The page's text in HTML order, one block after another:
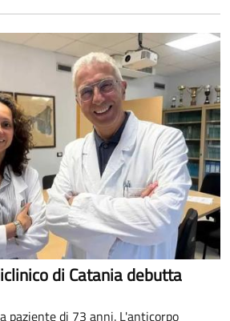
di Catania debutta
paziente di 73 anni. L'anticorpo